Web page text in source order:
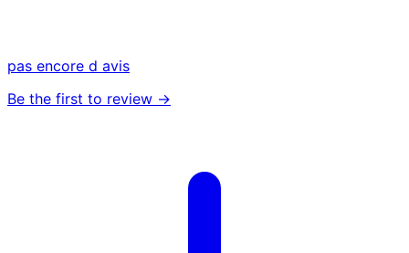
pas encore d avis
Be the first to review →